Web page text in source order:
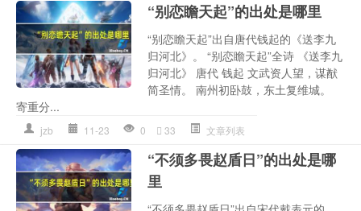
“别恋瞻天起”的出处是哪里
“别恋瞻天起”出自唐代钱起的《送李九
归河北》。 “别恋瞻天起”全诗 《送李九
归河北》 唐代 钱起 文武资人望，谋猷
简圣情。 南州初卧鼓，东土复维城。
寄重分...
jzb 11-23 0 33 文章列表
“不须多畏赵盾日”的出处是哪
里